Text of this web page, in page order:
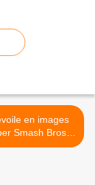
en images
Smash Bros.
3DS / Wii U >